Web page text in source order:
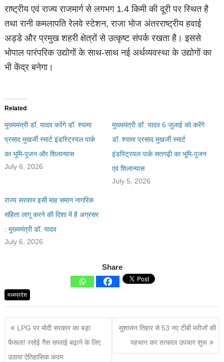
राष्ट्रीय एवं राज्य राजमार्ग से लगभग 1.4 किमी की दूरी पर स्थित है
तथा रानी कमलापति रेलवे स्टेशन, राजा भोज अंतरराष्ट्रीय हवाई
अड्डे और प्रमुख शहरी क्षेत्रों से उत्कृष्ट संपर्क रखता है। इससे
भोपाल पारंपरिक उद्योगों के साथ-साथ नई अर्थव्यवस्था के उद्योगों का
भी केंद्र बनेगा।
Related
मुख्यमंत्री डॉ. यादव करेंगे डॉ. श्यामा
प्रसाद मुखर्जी स्मार्ट इंडस्ट्रियल पार्क
का भूमि-पूजन और शिलान्यास
July 6, 2026
मुख्यमंत्री डॉ. यादव 6 जुलाई को करेंगे
डॉ. श्यामा प्रसाद मुखर्जी स्मार्ट
इंडस्ट्रियल पार्क सतगढ़ी का भूमि-पूजन
एवं शिलान्यास
July 5, 2026
राज्य सरकार इसी माह समान नागरिक
संहिता लागू करने की दिशा में है अग्रसर
: मुख्यमंत्री डॉ. यादव
July 6, 2026
Share
मध्यप्रदेश
LPG पर मोदी सरकार का बड़ा
फैसला! रसोई गैस सप्लाई बढ़ाने के लिए
उठाया ऐतिहासिक कदम
सुशासन तिहार से 53 नए टीबी मरीजों की
पहचान कर तत्काल उपचार शुरू